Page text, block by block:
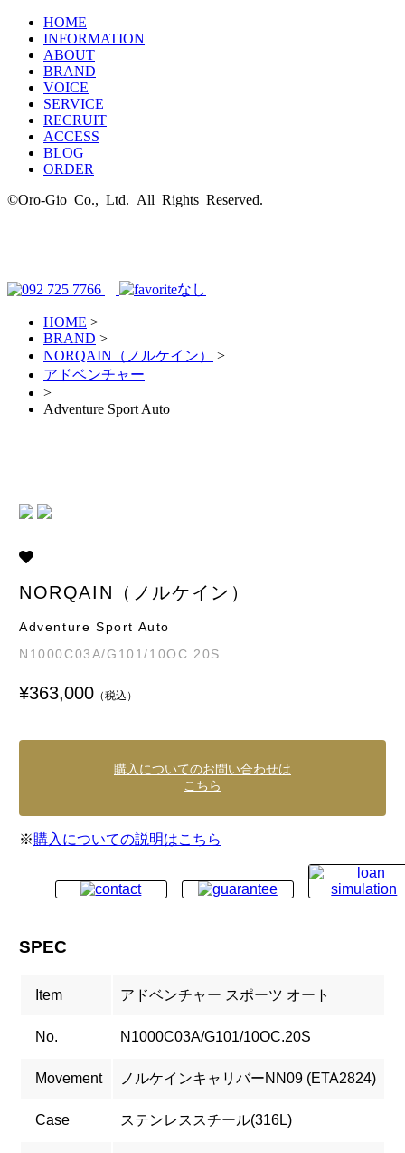
HOME
INFORMATION
ABOUT
BRAND
VOICE
SERVICE
RECRUIT
ACCESS
BLOG
ORDER
©Oro-Gio Co., Ltd. All Rights Reserved.
HOME >
BRAND >
NORQAIN（ノルケイン）
>
アドベンチャー
>
Adventure Sport Auto
NORQAIN（ノルケイン）
Adventure Sport Auto
N1000C03A/G101/10OC.20S
¥363,000（税込）
購入についてのお問い合わせは
こちら
※購入についての説明はこちら
SPEC
Item アドベンチャー スポーツ オート
No. N1000C03A/G101/10OC.20S
Movement ノルケインキャリバーNN09 (ETA2824)
Case ステンレススチール(316L)